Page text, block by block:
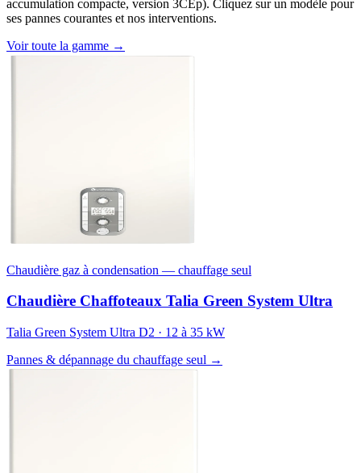
accumulation compacte, version 3CEp). Cliquez sur un modèle pour
ses pannes courantes et nos interventions.
Voir toute la gamme →
Chaudière gaz à condensation — chauffage seul
Chaudière Chaffoteaux Talia Green System Ultra
Talia Green System Ultra D2 · 12 à 35 kW
Pannes & dépannage du chauffage seul →